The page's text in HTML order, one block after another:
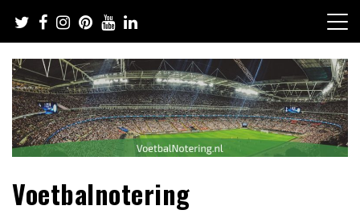
naar
de
inhoud
Voetbalnotering